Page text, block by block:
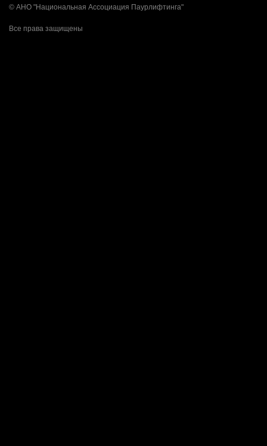
© АНО "Национальная Ассоциация Паурлифтинга"
Все права защищены